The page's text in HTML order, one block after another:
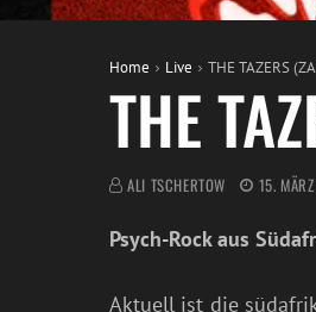
Home Live THE TAZERS
THE
ALI TSCHERTOW 15.
Psych-Rock aus
Aktuell ist die